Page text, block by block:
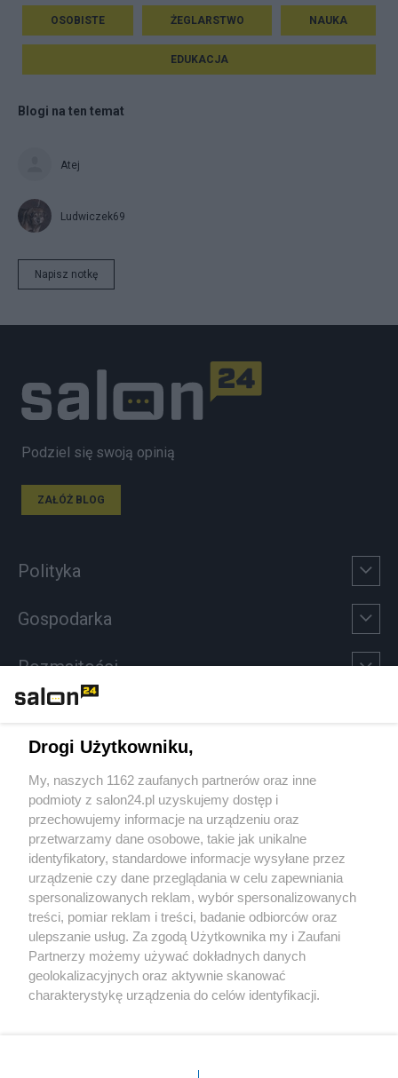
OSOBISTE ŻEGLARSTWO NAUKA
EDUKACJA
Blogi na ten temat
Atej
Ludwiczek69
Napisz notkę
Podziel się swoją opinią
ZAŁÓŻ BLOG
Polityka
Gospodarka
Rozmaitości
Sport
Społeczeństwo
Kultura
X Facebook Instagram Youtube
Drogi Użytkowniku,
My, naszych 1162 zaufanych partnerów oraz inne
podmioty z salon24.pl uzyskujemy dostęp i
przechowujemy informacje na urządzeniu oraz
przetwarzamy dane osobowe, takie jak unikalne
identyfikatory, standardowe informacje wysyłane przez
urządzenie czy dane przeglądania w celu zapewniania
spersonalizowanych reklam, wybór spersonalizowanych
treści, pomiar reklam i treści, badanie odbiorców oraz
ulepszanie usług. Za zgodą Użytkownika my i Zaufani
Partnerzy możemy używać dokładnych danych
geolokalizacyjnych oraz aktywnie skanować
charakterystykę urządzenia do celów identyfikacji.
zmienić/wycofać klikając przycisk ustawień prywatności